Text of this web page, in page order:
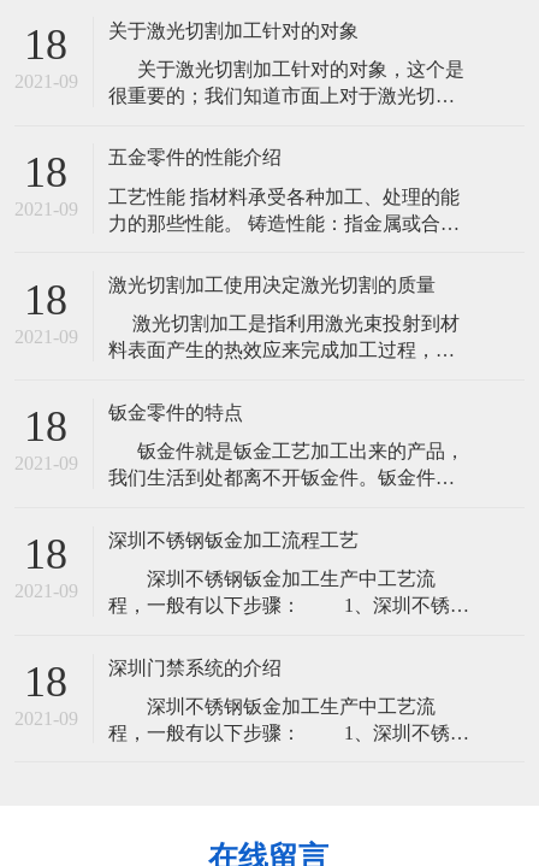
18
2021-09
关于激光切割加工针对的对象
关于激光切割加工针对的对象，这个是
很重要的；我们知道市面上对于激光切割
使用激光切割的那可是数不胜数的。虽然
怎奈激光效率太高，所以还是被替代了。
就拿简单的一些材质来说吧！如石头、塑
18
2021-09
五金零件的性能介绍
工艺性能 指材料承受各种加工、处理的能
力的那些性能。 铸造性能：指金属或合金
流性能、充满铸模能力；收缩性、铸件凝
固时体积收缩的能力；偏析指化学成分不
均性。 焊接性能：指金属材料通过加热或
加热和加压焊接方法，把两个或两个以上
目的的
18
2021-09
激光切割加工使用决定激光切割的质量
激光切割加工是指利用激光束投射到材
料表面产生的热效应来完成加工过程，包
如今的汽车消费夸大个性化，原来的模具
化出产因为自身的局限--制作模具的周期很
长，已难以适应越来越快的车型更替。激
光切割成型出产塑胶产品：节约塑胶模具
18
2021-09
钣金零件的特点
钣金件就是钣金工艺加工出来的产品，
我们生活到处都离不开钣金件。钣金件是
工、金属粘结、金属拉拔、等离子切割、
精密焊接、辊轧成型、金属板材弯曲成
型、模锻、水喷射切割来制作的。 国外
某专业期
18
2021-09
深圳不锈钢钣金加工流程工艺
深圳不锈钢钣金加工生产中工艺流
程，一般有以下步骤： 1、深圳不锈钢
工初始，也是必经的工艺，下料分为激光
下料、数冲下料。 2、刨坑：刨坑工艺
并不是所有产品都需要刨坑，一般客户指
定要求刨坑，才用的上刨坑 3、折弯：
18
2021-09
深圳门禁系统的介绍
深圳不锈钢钣金加工生产中工艺流
程，一般有以下步骤： 1、深圳不锈钢
并不是所有产品都需要刨坑，一般客户指
在线留言